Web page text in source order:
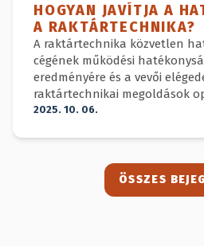
HOGYAN JAVÍTJA A
A RAKTÁRTECHNIKA?
A raktártechnika közvetlen
cégének működési
eredményére és a vevői
raktártechnikai megoldások
készletmozgatást, csökkentik
2025. 10. 06.
ÖSSZES